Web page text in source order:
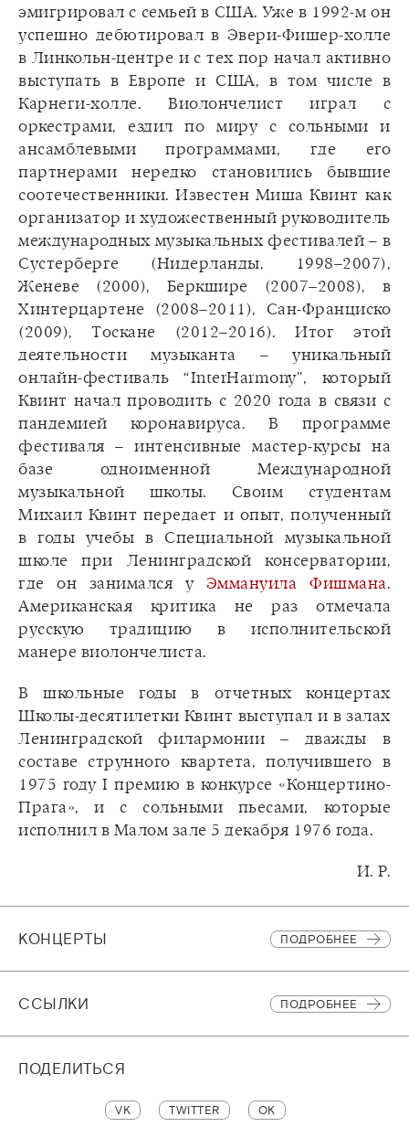
эмигрировал с семьей в США. Уже в 1992-м он
успешно дебютировал в Эвери-Фишер-холле
в Линкольн-центре и с тех пор начал активно
выступать в Европе и США, в том числе в
Карнеги-холле. Виолончелист играл с
оркестрами, ездил по миру с сольными и
ансамблевыми программами, где его
партнерами нередко становились бывшие
соотечественники. Известен Миша Квинт как
организатор и художественный руководитель
международных музыкальных фестивалей – в
Сустерберге (Нидерланды, 1998–2007),
Женеве (2000), Беркшире (2007–2008), в
Хинтерцартене (2008–2011), Сан-Франциско
(2009), Тоскане (2012–2016). Итог этой
деятельности музыканта – уникальный
онлайн-фестиваль “InterHarmony”, который
Квинт начал проводить с 2020 года в связи с
пандемией коронавируса. В программе
фестиваля – интенсивные мастер-курсы на
базе одноименной Международной
музыкальной школы. Своим студентам
Михаил Квинт передает и опыт, полученный
в годы учебы в Специальной музыкальной
школе при Ленинградской консерватории,
где он занимался у Эммануила Фишмана.
Американская критика не раз отмечала
русскую традицию в исполнительской
манере виолончелиста.
В школьные годы в отчетных концертах
Школы-десятилетки Квинт выступал и в залах
Ленинградской филармонии – дважды в
составе струнного квартета, получившего в
1975 году I премию в конкурсе «Концертино-
Прага», и с сольными пьесами, которые
исполнил в Малом зале 5 декабря 1976 года.
И. Р.
КОНЦЕРТЫ ПОДРОБНЕЕ
CСЫЛКИ ПОДРОБНЕЕ
ПОДЕЛИТЬСЯ
VK TWITTER OK